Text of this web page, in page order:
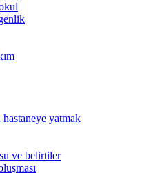
yatmak
ve belirtiler